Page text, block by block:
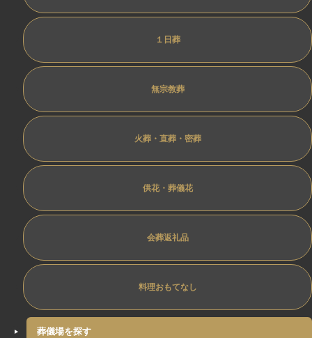
１日葬
無宗教葬
火葬・直葬・密葬
供花・葬儀花
会葬返礼品
料理おもてなし
葬儀場を探す